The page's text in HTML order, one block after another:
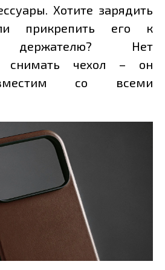
Хотите зарядить
прикрепить его к
держателю? Нет
снимать чехол – он
со всеми